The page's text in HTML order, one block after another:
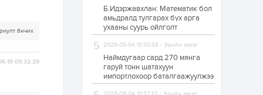
бичих
19 09:32:29
1 өдөр 0
“Чингис хаан” олон
руу нийтийн тээврийн
автобус 24 цагаар
үйлчилж байна
1 өдөр 1 0
Б.Идэржавхлан: Математик бол
амьдралд тулгарах бүх арга
ухааны суурь ойлголт
2026-08-04 10:30:38 / Эдийн засаг
Наймдугаар сард 270 мянга
гаруй тонн шатахуун
импортлохоор баталгаажуулжээ